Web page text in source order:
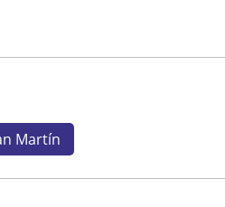
Martín